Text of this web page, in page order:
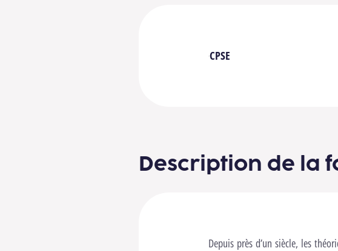
CPSE
Description de la
Depuis près d’un siècle, les